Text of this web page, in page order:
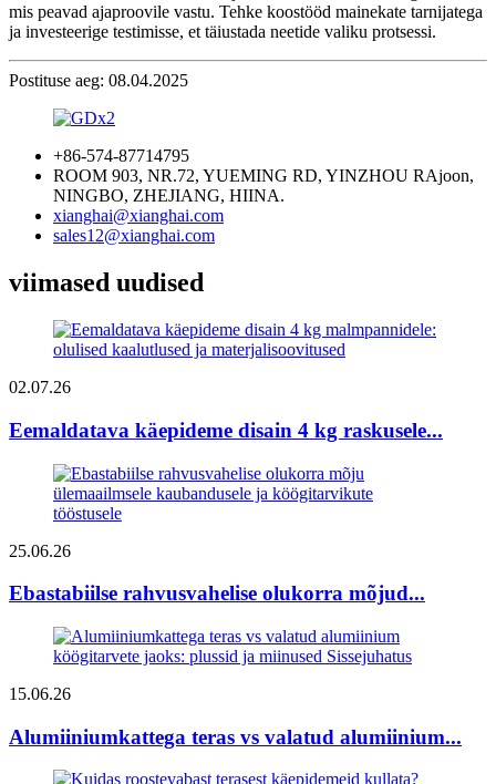
mis peavad ajaproovile vastu. Tehke koostööd mainekate tarnijatega
ja investeerige testimisse, et täiustada neetide valiku protsessi.
Postituse aeg: 08.04.2025
+86-574-87714795
ROOM 903, NR.72, YUEMING RD, YINZHOU RAjoon,
NINGBO, ZHEJIANG, HIINA.
xianghai@xianghai.com
sales12@xianghai.com
viimased uudised
02.07.26
Eemaldatava käepideme disain 4 kg raskusele...
25.06.26
Ebastabiilse rahvusvahelise olukorra mõjud...
15.06.26
Alumiiniumkattega teras vs valatud alumiinium...